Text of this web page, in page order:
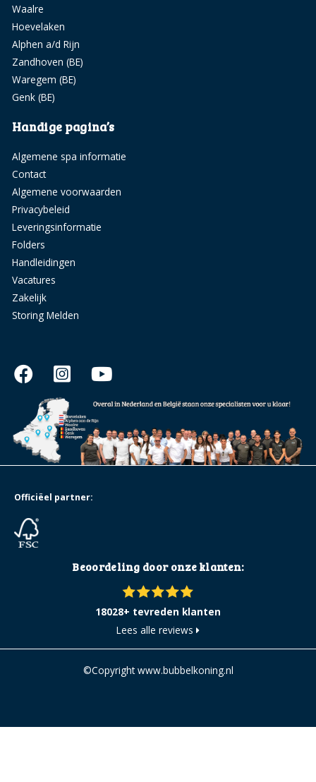
Waalre
Hoevelaken
Alphen a/d Rijn
Zandhoven (BE)
Waregem (BE)
Genk (BE)
Handige pagina’s
Algemene spa informatie
Contact
Algemene voorwaarden
Privacybeleid
Leveringsinformatie
Folders
Handleidingen
Vacatures
Zakelijk
Storing Melden
Beoordeling door onze klanten:
18028+ tevreden klanten
Lees alle reviews
Officiëel partner:
©Copyright www.bubbelkoning.nl